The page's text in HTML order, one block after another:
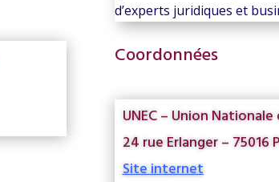
d’experts juridiques et
Coordonnées
UNEC – Union
24 rue Erlanger – 75016
Site internet